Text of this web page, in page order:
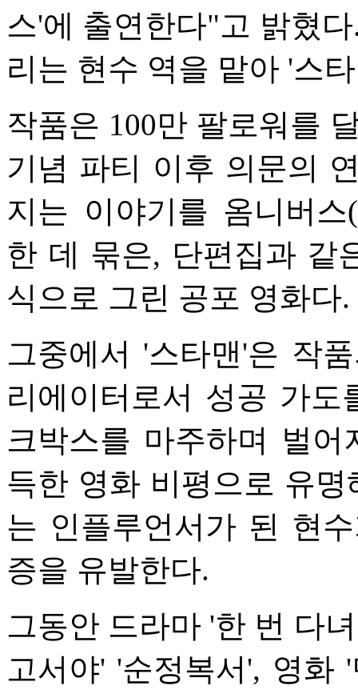
스'에 출연한다"고 밝혔
리는 현수 역을 맡아 '스
작품은 100만 팔로워를
기념 파티 이후 의문의
지는 이야기를 옴니버
한 데 묶은, 단편집과 같
식으로 그린 공포 영화다.
그중에서 '스타맨'은 작
리에이터로서 성공 가
크박스를 마주하며 벌
득한 영화 비평으로 유
는 인플루언서가 된 현
증을 유발한다.
그동안 드라마 '한 번 다
고서야' '순정복서', 영화